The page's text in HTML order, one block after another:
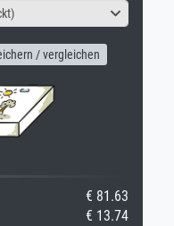
/ vergleichen
€ 81.63
€ 13.74